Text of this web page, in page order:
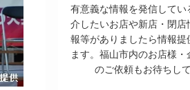
有意義な情報を発信してい
介したいお店や新店・閉店
報等がありましたら情報提
ます。福山市内のお店様
のご依頼もお待ちし